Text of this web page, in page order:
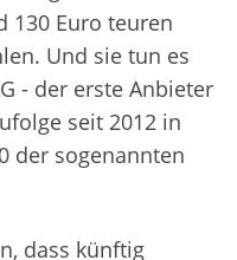
130 Euro teuren
Und sie tun es
- der erste Anbieter
seit 2012 in
der sogenannten
dass künftig